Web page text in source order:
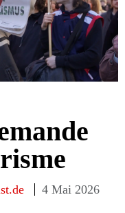
4 Mai 2026